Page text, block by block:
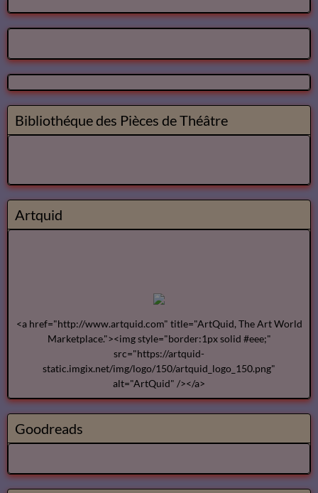
Notre Bibliothéque Théâtrale
Vidéos
Bibliothéque des Pièces de Théâtre